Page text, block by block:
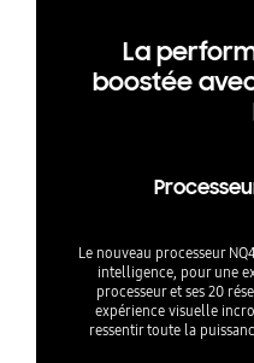
La
boostée
Le nouveau processeur
intelligence, pour une
processeur et ses 20
expérience visuelle
ressentir toute la